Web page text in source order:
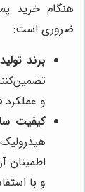
هنگام خرید
ضروری است:
برند
و
کیفیت
اطمینان
و با